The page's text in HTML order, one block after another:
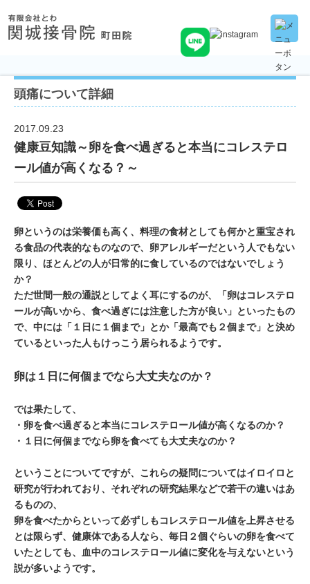
頭痛について詳細
2017.09.23
健康豆知識～卵を食べ過ぎると本当にコレステロ
ール値が高くなる？～
卵というのは栄養価も高く、料理の食材としても何かと重宝され
る食品の代表的なものなので、卵アレルギーだという人でもない
限り、ほとんどの人が日常的に食しているのではないでしょう
か？
ただ世間一般の通説としてよく耳にするのが、「卵はコレステロ
ールが高いから、食べ過ぎには注意した方が良い」といったもの
で、中には「１日に１個まで」とか「最高でも２個まで」と決め
ているといった人もけっこう居られるようです。
卵は１日に何個までなら大丈夫なのか？
では果たして、
・卵を食べ過ぎると本当にコレステロール値が高くなるのか？
・１日に何個までなら卵を食べても大丈夫なのか？
ということについてですが、これらの疑問についてはイロイロと
研究が行われており、それぞれの研究結果などで若干の違いはあ
るものの、
卵を食べたからといって必ずしもコレステロール値を上昇させる
とは限らず、健康体である人なら、毎日２個ぐらいの卵を食べて
いたとしても、血中のコレステロール値に変化を与えないという
説が多いようです。